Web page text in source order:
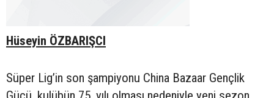
Hüseyin ÖZBARIŞCI
Süper Lig’in son şampiyonu China Bazaar Gençlik